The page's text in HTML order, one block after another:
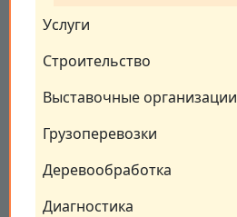
Услуги
Строительство
Выставочные организации
Грузоперевозки
Деревообработка
Диагностика